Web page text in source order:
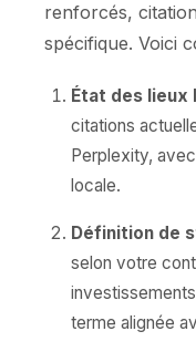
renforcés,
spécifique. Voici
État des lieux
citations
Perplexity,
locale.
Définition de
selon votre
terme alignée